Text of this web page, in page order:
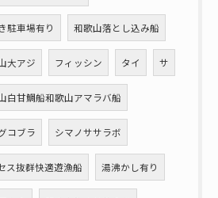
駐車場有り 和歌山落とし込み船
大アジ フィッシン タイ サ
白甘鯛船和歌山アマラバ船
コブラ シマノササラボ
ス抜群快適遊漁船 湯沸かし有り